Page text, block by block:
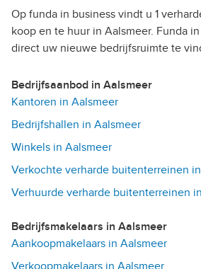
Op funda in business vindt u 1
koop en te huur in Aalsmeer. Funda
direct uw nieuwe bedrijfsruimte te
Bedrijfsaanbod in Aalsmeer
Kantoren in Aalsmeer
Bedrijfshallen in Aalsmeer
Winkels in Aalsmeer
Verkochte verharde buitenterreinen
Verhuurde verharde buitenterreinen
Bedrijfsmakelaars in Aalsmeer
Aankoopmakelaars in Aalsmeer